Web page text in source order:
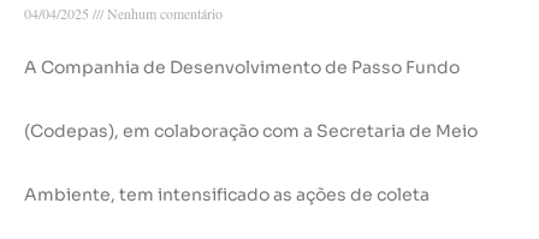
04/04/2025 Nenhum comentário
A Companhia de Desenvolvimento de Passo Fundo
(Codepas), em colaboração com a Secretaria de Meio
Ambiente, tem intensificado as ações de coleta